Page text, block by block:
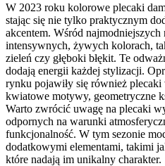
W 2023 roku kolorowe plecaki
stając się nie tylko praktycznym
akcentem. Wśród
intensywnych, żywych kolorach,
zieleń czy głęboki błękit. Te
dodają energii każdej stylizacji.
rynku pojawiły się również
kwiatowe motywy, geometryczne
Warto zwrócić uwagę na plecaki
odpornych na warunki
funkcjonalność. W tym sezonie
dodatkowymi elementami, takimi
które nadają im unikalny charakter.